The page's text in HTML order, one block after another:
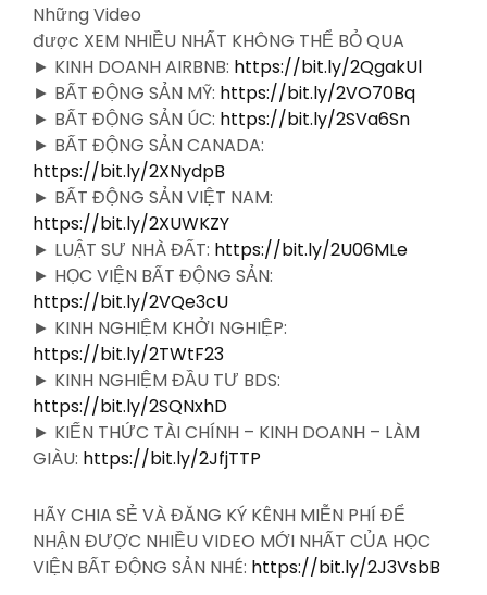
Những Video
được XEM NHIỀU NHẤT KHÔNG THỂ BỎQUA
► KINH DOANH AIRBNB: https://bit.ly/2QgakUl
► BẤT ĐỘNG SẢN MỸ: https://bit.ly/2VO70Bq
► BẤT ĐỘNG SẢN ÚC: https://bit.ly/2SVa6Sn
► BẤT ĐỘNG SẢN CANADA:
https://bit.ly/2XNydpB
► BẤT ĐỘNG SẢN VIỆT NAM:
https://bit.ly/2XUWKZY
► LUẬT SƯ NHÀ ĐẤT: https://bit.ly/2U06MLe
► HỌC VIỆN BẤT ĐỘNG SẢN:
https://bit.ly/2VQe3cU
► KINH NGHIỆM KHỞI NGHIỆP:
https://bit.ly/2TWtF23
► KINH NGHIỆM ĐẦU TƯ BDS:
https://bit.ly/2SQNxhD
► KIẾN THỨC TÀI CHÍNH – KINH DOANH – LÀM
GIÀU: https://bit.ly/2JfjTTP
HÃY CHIA SẺ VÀ ĐĂNG KÝ KÊNH MIỄN PHÍ ĐỂ
NHẬN ĐƯỢC NHIỀU VIDEO MỚI NHẤT CỦA HỌC
VIỆN BẤT ĐỘNG SẢN NHÉ: https://bit.ly/2J3VsbB